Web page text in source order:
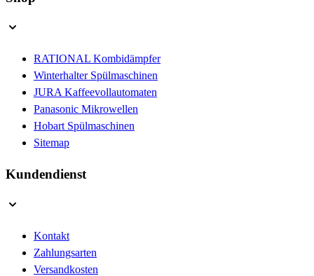
RATIONAL Kombidämpfer
Winterhalter Spülmaschinen
JURA Kaffeevollautomaten
Panasonic Mikrowellen
Hobart Spülmaschinen
Sitemap
Kundendienst
Kontakt
Zahlungsarten
Versandkosten